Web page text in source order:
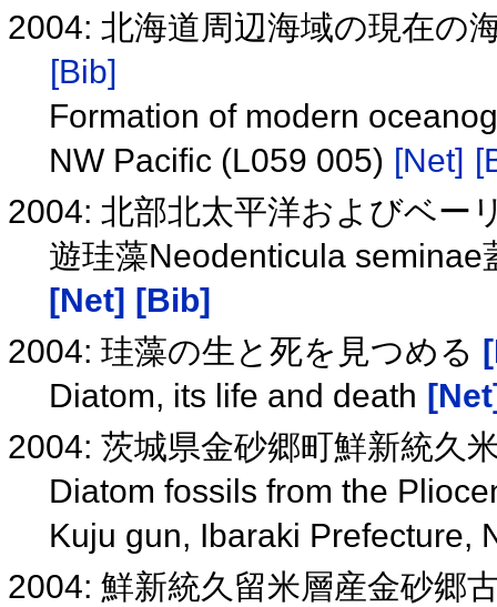
2004: 北海道周辺海域の現在の
[Bib]
Formation of modern
NW Pacific (L059 005) [Net]
2004: 北部北太平洋およびベー
遊珪藻Neodenticula
[Net] [Bib]
2004: 珪藻の生と死を見つめる
Diatom, its life and death
2004: 茨城県金砂郷町鮮新統久
Diatom fossils from the
Kuju gun, Ibaraki Prefecture,
2004: 鮮新統久留米層産金砂郷